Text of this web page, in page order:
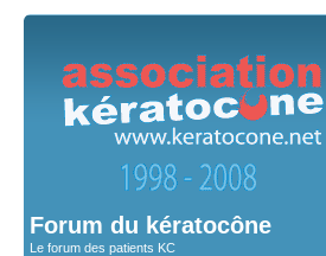
Forum du kératocône
Le forum des patients KC